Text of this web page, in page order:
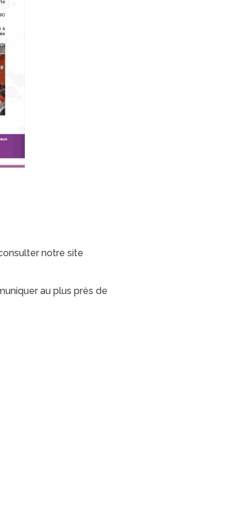
notre site
au plus près de